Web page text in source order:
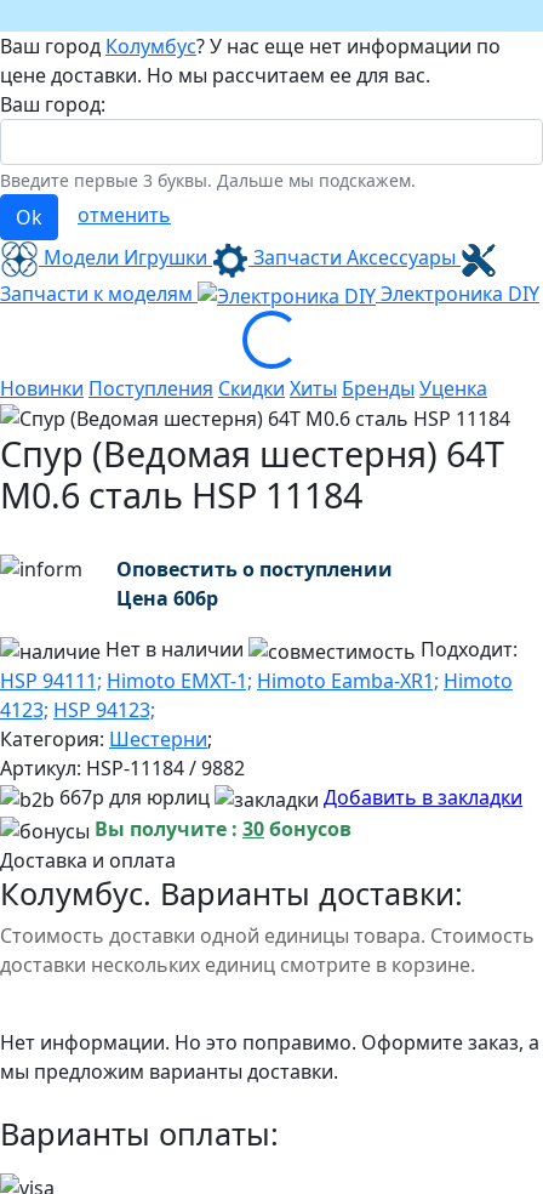
Ваш город Колумбус? У нас еще нет информации по
цене доставки. Но мы рассчитаем ее для вас.
Ваш город:
Введите первые 3 буквы. Дальше мы подскажем.
Ok
отменить
Модели Игрушки
Запчасти Аксессуары
Запчасти к моделям
Электроника DIY
Loading...
Новинки Поступления Скидки Хиты Бренды Уценка
Спур (Ведомая шестерня) 64T
M0.6 сталь HSP 11184
Оповестить о поступлении
Цена 606р
Нет в наличии
Подходит:
HSP 94111; Himoto EMXT-1; Himoto Eamba-XR1; Himoto
4123; HSP 94123;
Категория: Шестерни;
Артикул: HSP-11184 / 9882
667р для юрлиц
Добавить в закладки
Вы получите : 30бонусов
Доставка и оплата
Колумбус. Варианты доставки:
Стоимость доставки одной единицы товара. Стоимость
доставки нескольких единиц смотрите в корзине.
Нет информации. Но это поправимо. Оформите заказ, а
мы предложим варианты доставки.
Варианты оплаты: